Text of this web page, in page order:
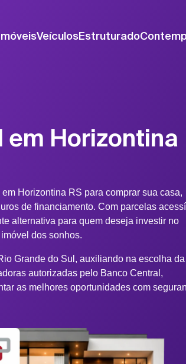
VeículosEstruturado
em Horizontina
Horizontina RS para comprar sua casa,
de financiamento. Com parcelas
alternativa para quem deseja investir no
dos sonhos.
Grande do Sul, auxiliando na escolha da
autorizadas pelo Banco Central,
as melhores oportunidades com